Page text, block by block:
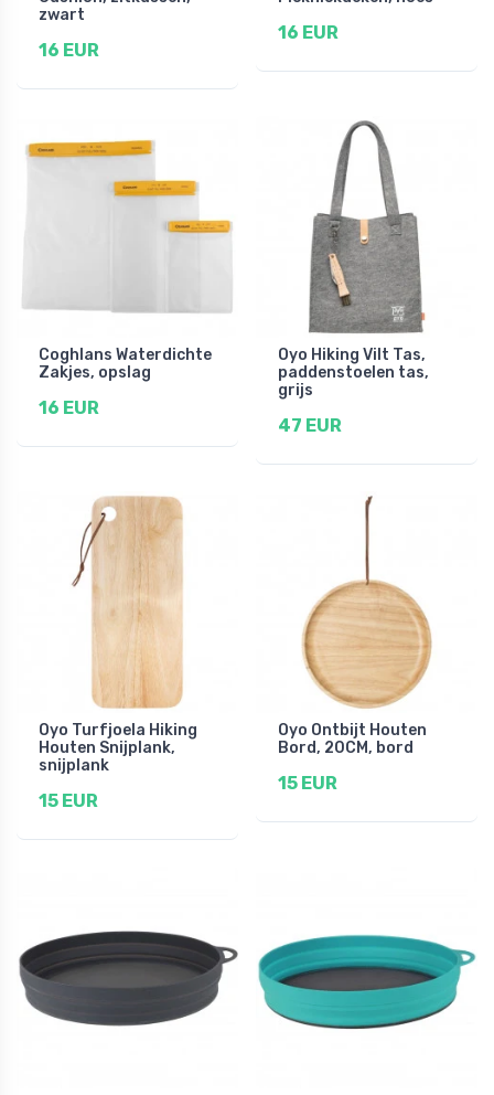
zwart
16 EUR
16 EUR
Coghlans Waterdichte
Zakjes, opslag
16 EUR
Oyo Hiking Vilt Tas,
paddenstoelen tas,
grijs
47 EUR
Oyo Turfjoela Hiking
Houten Snijplank,
snijplank
15 EUR
Oyo Ontbijt Houten
Bord, 20CM, bord
15 EUR